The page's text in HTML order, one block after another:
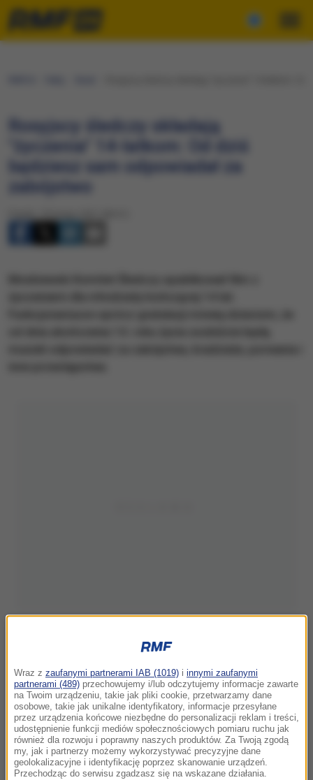
Rosyjscy śledczy składają
"życzenia" 14-latkom: Od dziś
będziesz sam odpowiadał za
zabójstwo
Wraz z zaufanymi partnerami IAB (1019) i innymi zaufanymi
partnerami (489) przechowujemy i/lub odczytujemy informacje zawarte
na Twoim urządzeniu, takie jak pliki cookie, przetwarzamy dane
osobowe, takie jak unikalne identyfikatory, informacje przesyłane
przez urządzenia końcowe niezbędne do personalizacji reklam i treści,
udostępnienie funkcji mediów społecznościowych pomiaru ruchu jak
również dla rozwoju i poprawny naszych produktów. Za Twoją zgodą
my, jak i partnerzy możemy wykorzystywać precyzyjne dane
geolokalizacyjne i identyfikację poprzez skanowanie urządzeń.
Przechodząc do serwisu zgadzasz się na wskazane działania.